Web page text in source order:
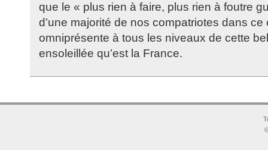
que le « plus rien à faire, plus rien à foutre
d’une majorité de nos compatriotes dans ce
omniprésente à tous les niveaux de cette
ensoleillée qu’est la France.